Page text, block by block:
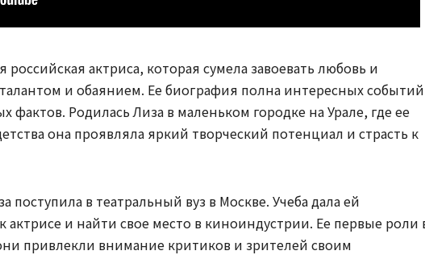
российская актриса, которая сумела завоевать любовь и
и обаянием. Ее биография полна интересных
фактов. Родилась Лиза в маленьком городке на Урале, где ее
она проявляла яркий творческий потенциал и страсть к
в театральный вуз в Москве. Учеба дала ей
актрисе и найти свое место в киноиндустрии. Ее первые роли
привлекли внимание критиков и зрителей своим